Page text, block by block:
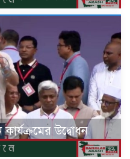
উদ্বোধন